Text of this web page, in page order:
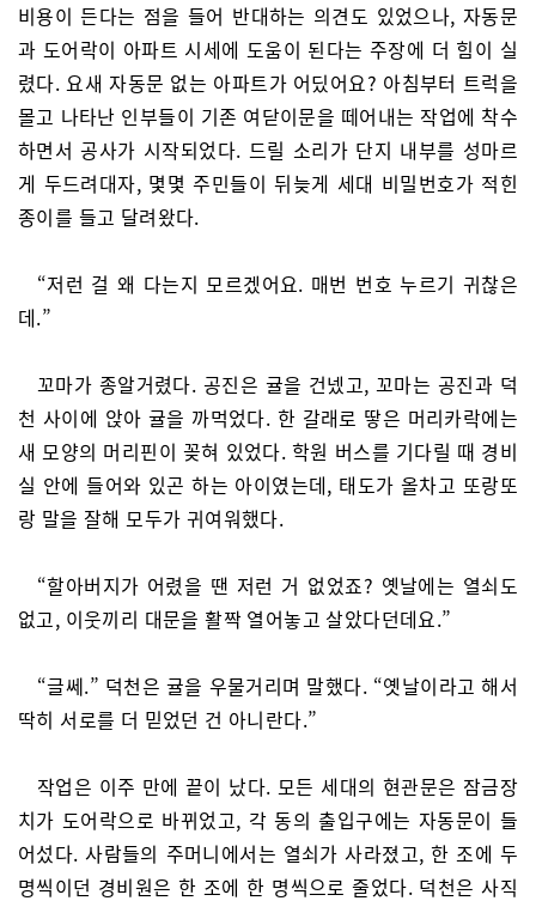
비용이 든다는 점을 들어 반대하는 의견도 있었으나, 자동문
과 도어락이 아파트 시세에 도움이 된다는 주장에 더 힘이 실
렸다. 요새 자동문 없는 아파트가 어딨어요? 아침부터 트럭을
몰고 나타난 인부들이 기존 여닫이문을 떼어내는 작업에 착수
하면서 공사가 시작되었다. 드릴 소리가 단지 내부를 성마르
게 두드려대자, 몇몇 주민들이 뒤늦게 세대 비밀번호가 적힌
종이를 들고 달려왔다.
“저런 걸 왜 다는지 모르겠어요. 매번 번호 누르기 귀찮은
데.”
꼬마가 종알거렸다. 공진은 귤을 건넸고, 꼬마는 공진과 덕
천 사이에 앉아 귤을 까먹었다. 한 갈래로 땋은 머리카락에는
새 모양의 머리핀이 꽂혀 있었다. 학원 버스를 기다릴 때 경비
실 안에 들어와 있곤 하는 아이였는데, 태도가 올차고 또랑또
랑 말을 잘해 모두가 귀여워했다.
“할아버지가 어렸을 땐 저런 거 없었죠? 옛날에는 열쇠도
없고, 이웃끼리 대문을 활짝 열어놓고 살았다던데요.”
“글쎄.” 덕천은 귤을 우물거리며 말했다. “옛날이라고 해서
딱히 서로를 더 믿었던 건 아니란다.”
작업은 이주 만에 끝이 났다. 모든 세대의 현관문은 잠금장
치가 도어락으로 바뀌었고, 각 동의 출입구에는 자동문이 들
어섰다. 사람들의 주머니에서는 열쇠가 사라졌고, 한 조에 두
명씩이던 경비원은 한 조에 한 명씩으로 줄었다. 덕천은 사직